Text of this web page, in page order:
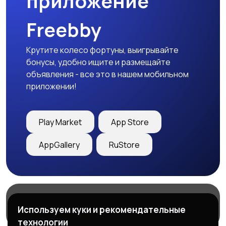
Freebby
Крутите колесо фортуны, выигрывайте
бонусы, удобно ищите и размещайте
объявления - все это в нашем мобильном
приложении!
Play Market App Store
AppGallery RuStore
Служба поддержки
Используем куки и рекомендательные
технологии